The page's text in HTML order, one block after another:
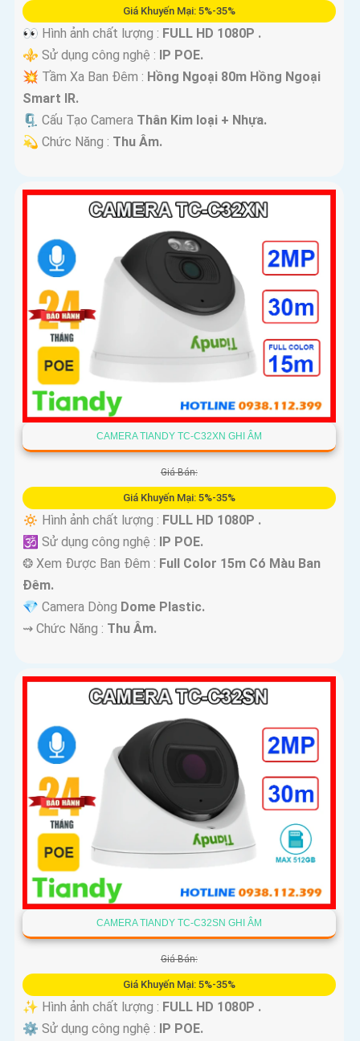
Giá Khuyến Mại: 5%-35%
️
👀 Hình ảnh chất lượng : FULL HD 1080P .
⚜️ Sử dụng công nghệ : IP POE.
💥 Tầm Xa Ban Đêm : Hồng Ngoại 80m Hồng Ngoại
Smart IR.
🗜️ Cấu Tạo Camera Thân Kim loại + Nhựa.
️💫 Chức Năng : Thu Âm.
CAMERA TIANDY TC-C32XN GHI ÂM
Giá Bán:
Giá Khuyến Mại: 5%-35%
🔅 Hình ảnh chất lượng : FULL HD 1080P .
🕉️ Sử dụng công nghệ : IP POE.
❂ Xem Được Ban Đêm : Full Color 15m Có Màu Ban
Ðêm.
💎 Camera Dòng Dome Plastic.
️⇝ Chức Năng : Thu Âm.
CAMERA TIANDY TC-C32SN GHI ÂM
Giá Bán:
Giá Khuyến Mại: 5%-35%
✨ Hình ảnh chất lượng : FULL HD 1080P .
⚙ Sử dụng công nghệ : IP POE.